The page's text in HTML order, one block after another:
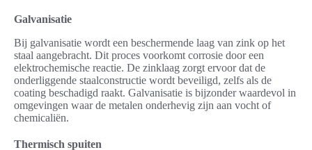
Galvanisatie
Bij galvanisatie wordt een beschermende laag van zink op het
staal aangebracht. Dit proces voorkomt corrosie door een
elektrochemische reactie. De zinklaag zorgt ervoor dat de
onderliggende staalconstructie wordt beveiligd, zelfs als de
coating beschadigd raakt. Galvanisatie is bijzonder waardevol in
omgevingen waar de metalen onderhevig zijn aan vocht of
chemicaliën.
Thermisch spuiten